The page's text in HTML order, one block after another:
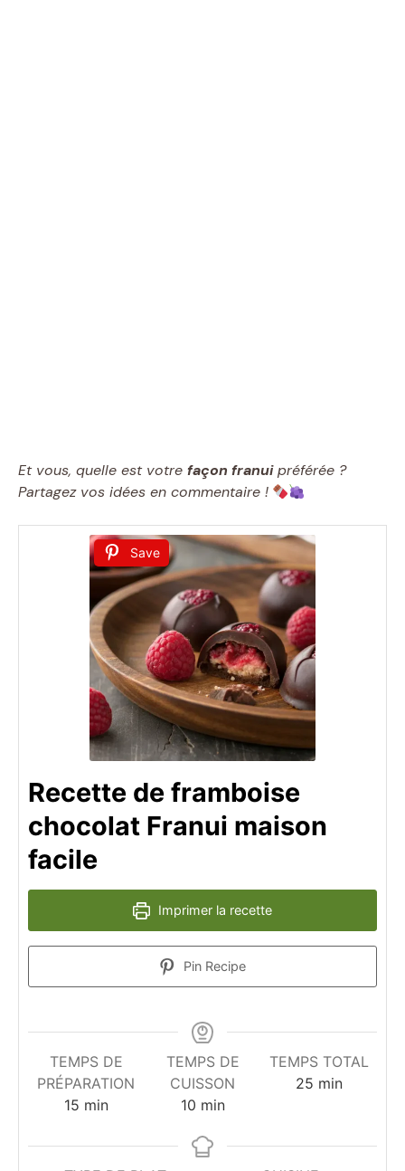
Et vous, quelle est votre façon franuipréférée ?
Partagez vos idées en commentaire !
Save
Recette de framboise
chocolat Franui maison
facile
Imprimer la recette
Pin Recipe
TEMPS DE
PRÉPARATION
15minutes
min
TEMPS DE
CUISSON
10minutes
min
TEMPS TOTAL
25minutes
min